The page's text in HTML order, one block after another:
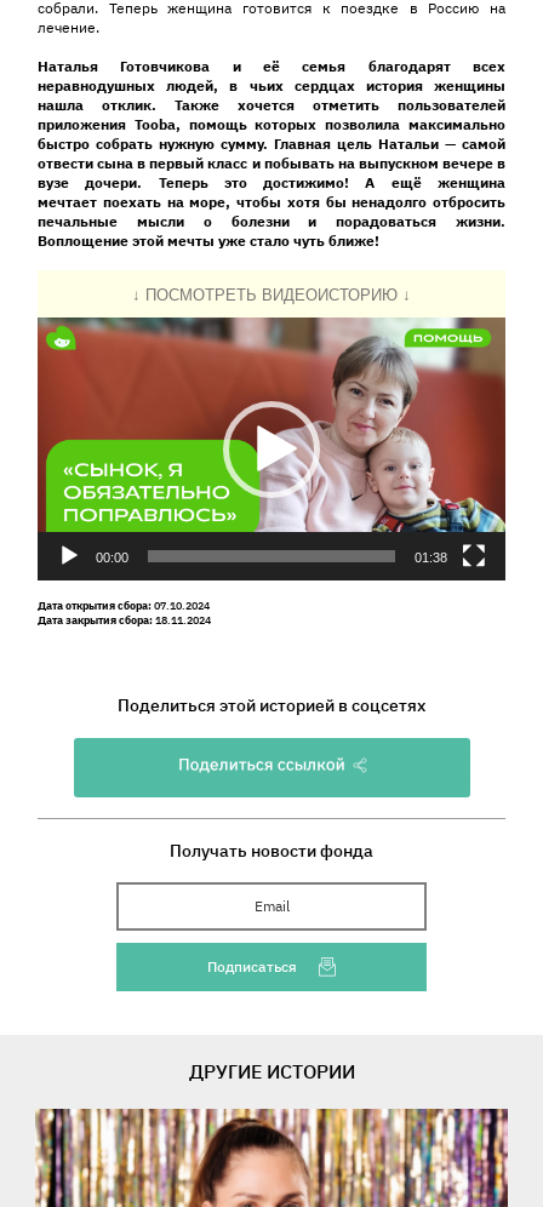
собрали. Теперь женщина готовится к поездке в Россию на
лечение.
Наталья Готовчикова и её семья благодарят всех
неравнодушных людей,в чьих сердцах история женщины
нашла отклик. Также хочется отметить пользователей
приложения Tooba, помощь которых позволила максимально
быстро собрать нужную сумму. Главная цель Натальи — самой
отвести сына в первый класс и побывать на выпускном вечере в
вузе дочери. Теперь это достижимо! А ещё женщина
мечтает поехатьна море, чтобы хотя бы ненадолго отбросить
печальные мысли о болезни и порадоваться жизни.
Воплощение этой мечты уже стало чуть ближе!
↓ ПОСМОТРЕТЬ ВИДЕОИСТОРИЮ ↓
Видеоплеер
00:00 01:38
Дата открытия сбора:07.10.2024
Дата закрытия сбора:18.11.2024
Поделиться этой историей в соцсетях
Получать новости фонда
Ваш Email
Подписаться
ДРУГИЕ ИСТОРИИ